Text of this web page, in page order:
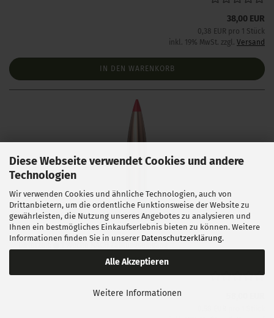
Diese Webseite verwendet Cookies und andere
Technologien
Wir verwenden Cookies und ähnliche Technologien, auch von
Drittanbietern, um die ordentliche Funktionsweise der Website zu
gewährleisten, die Nutzung unseres Angebotes zu analysieren und
Ihnen ein bestmögliches Einkaufserlebnis bieten zu können. Weitere
Informationen finden Sie in unserer Datenschutzerklärung.
Alle Akzeptieren
Weitere Informationen
38,00 EUR
0,38 EUR pro 1 Stück
inkl. 19% MwSt. zzgl. Versand
IN DEN WARENKORB
Hornady .243 ELD Match 108 gr 100 Stück